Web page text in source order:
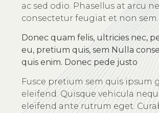
ac sed odio. Phasellus at arcu
consectetur feugiat et non sem.
Donec quam felis, ultricies nec,
eu, pretium quis, sem Nulla
quis enim. Donec pede justo
Fusce pretium sem quis ipsum
eleifend. Quisque vehicula
eleifend ante rutrum eget.